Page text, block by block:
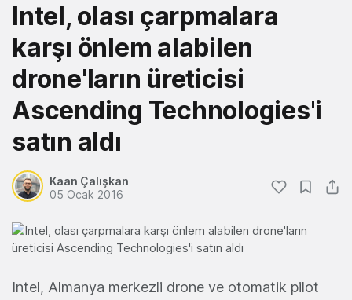
Intel, olası çarpmalara
karşı önlem alabilen
drone'ların üreticisi
Ascending Technologies'i
satın aldı
Kaan Çalışkan
05 Ocak 2016
Intel, Almanya merkezli drone ve otomatik pilot